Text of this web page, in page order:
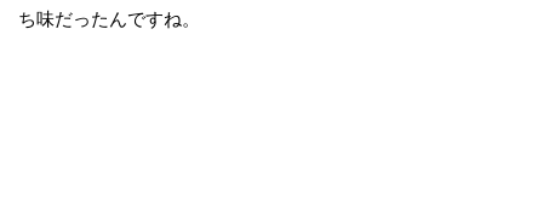
ち味だったんですね。